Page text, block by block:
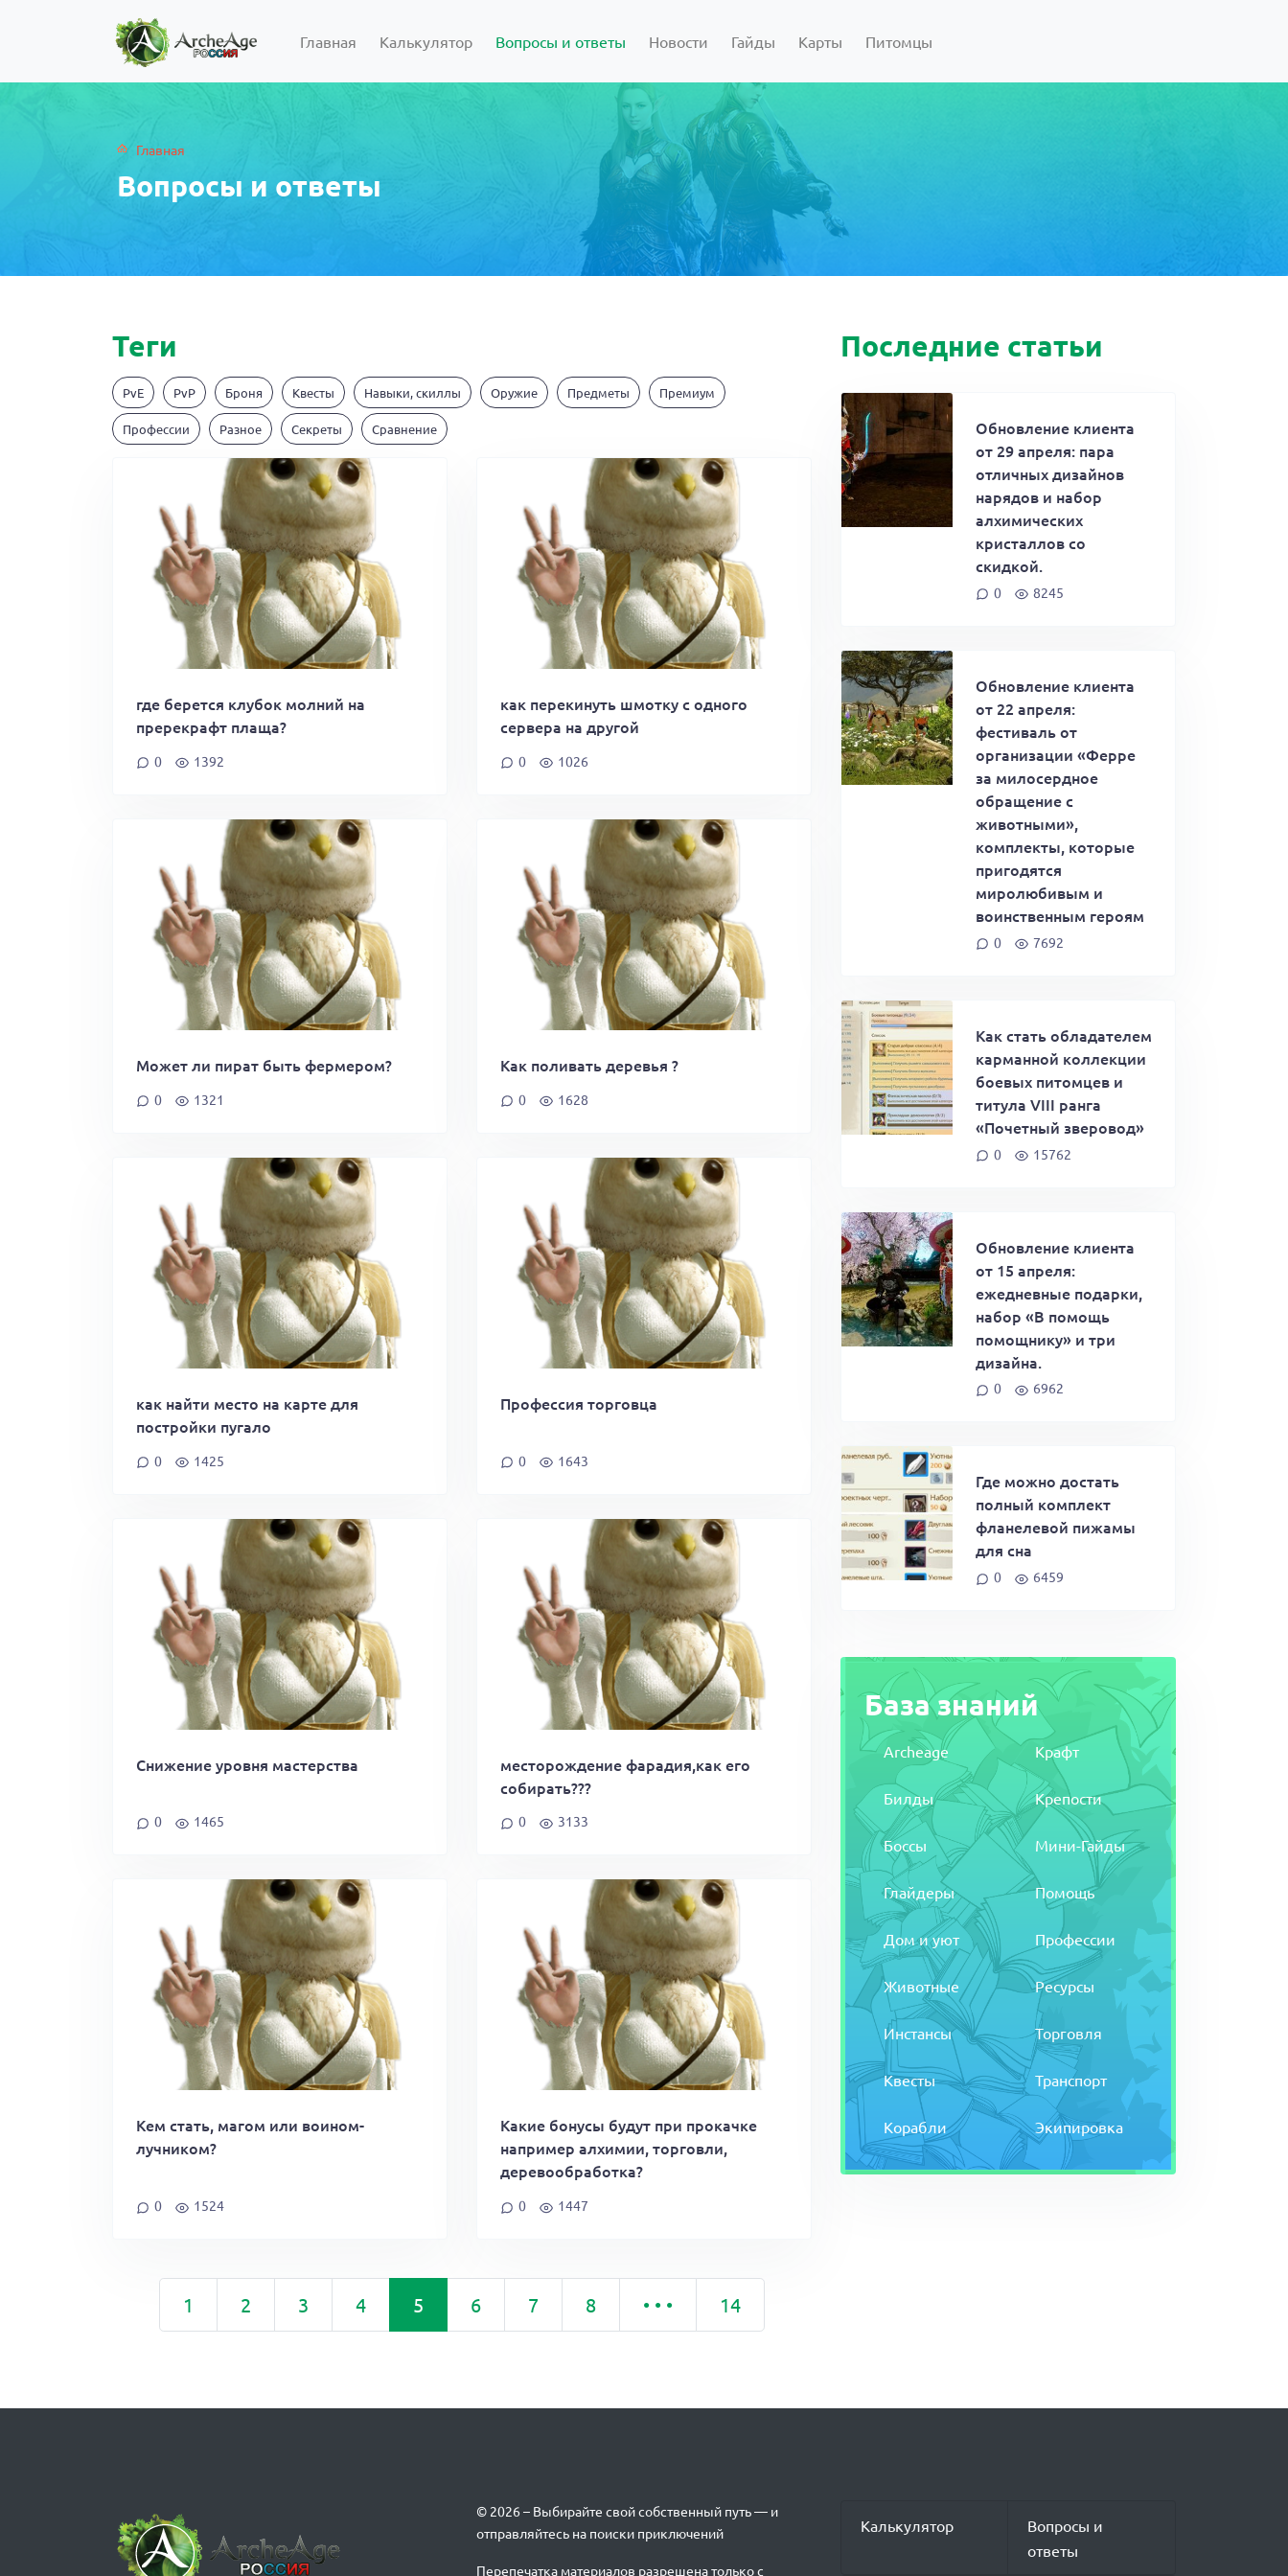
Главная Калькулятор Вопросы и ответы Новости Гайды Карты Питомцы
Главная
Вопросы и ответы
Теги
PvE PvP Броня Квесты Навыки, скиллы Оружие Предметы Премиум
Профессии Разное Секреты Сравнение
где берется клубок молний на
пререкрафт плаща?
0 1392
как перекинуть шмотку с одного
сервера на другой
0 1026
Может ли пират быть фермером?
0 1321
Как поливать деревья ?
0 1628
как найти место на карте для
постройки пугало
0 1425
Профессия торговца
0 1643
Снижение уровня мастерства
0 1465
месторождение фарадия,как его
собирать???
0 3133
Кем стать, магом или воином-
лучником?
0 1524
Какие бонусы будут при прокачке
например алхимии, торговли,
деревообработка?
0 1447
1 2 3 4 5 6 7 8 • • • 14
Последние статьи
Обновление клиента
от 29 апреля: пара
отличных дизайнов
нарядов и набор
алхимических
кристаллов со
скидкой.
0 8245
Обновление клиента
от 22 апреля:
фестиваль от
организации «Ферре
за милосердное
обращение с
животными»,
комплекты, которые
пригодятся
миролюбивым и
воинственным героям
0 7692
Как стать обладателем
карманной коллекции
боевых питомцев и
титула VIII ранга
«Почетный зверовод»
0 15762
Обновление клиента
от 15 апреля:
ежедневные подарки,
набор «В помощь
помощнику» и три
дизайна.
0 6962
Где можно достать
полный комплект
фланелевой пижамы
для сна
0 6459
База знаний
Archeage
Билды
Боссы
Глайдеры
Дом и уют
Животные
Инстансы
Квесты
Корабли
Крафт
Крепости
Мини-Гайды
Помощь
Профессии
Ресурсы
Торговля
Транспорт
Экипировка
© 2026 – Выбирайте свой собственный путь — и
отправляйтесь на поиски приключений
Перепечатка материалов разрешена только с
Калькулятор
Вопросы и
ответы